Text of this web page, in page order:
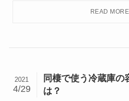
同棲で使う冷蔵庫の
は？
2021
4/29